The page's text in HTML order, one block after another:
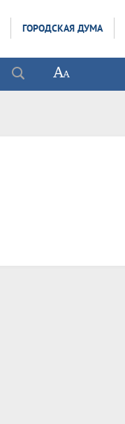
ГОРОДСКАЯ ДУМА